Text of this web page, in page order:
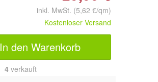
inkl. MwSt. (5,62 €/qm)
Kostenloser Versand
In den Warenkorb
4 verkauft